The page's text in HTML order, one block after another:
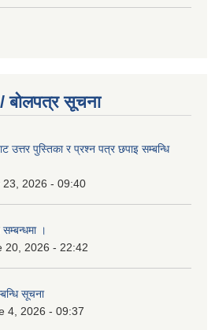
बोलपत्र सूचना
उत्तर पुस्तिका र प्रश्न पत्र छपाइ सम्बन्धि
23, 2026 - 09:40
।
20, 2026 - 22:42
सूचना
4, 2026 - 09:37